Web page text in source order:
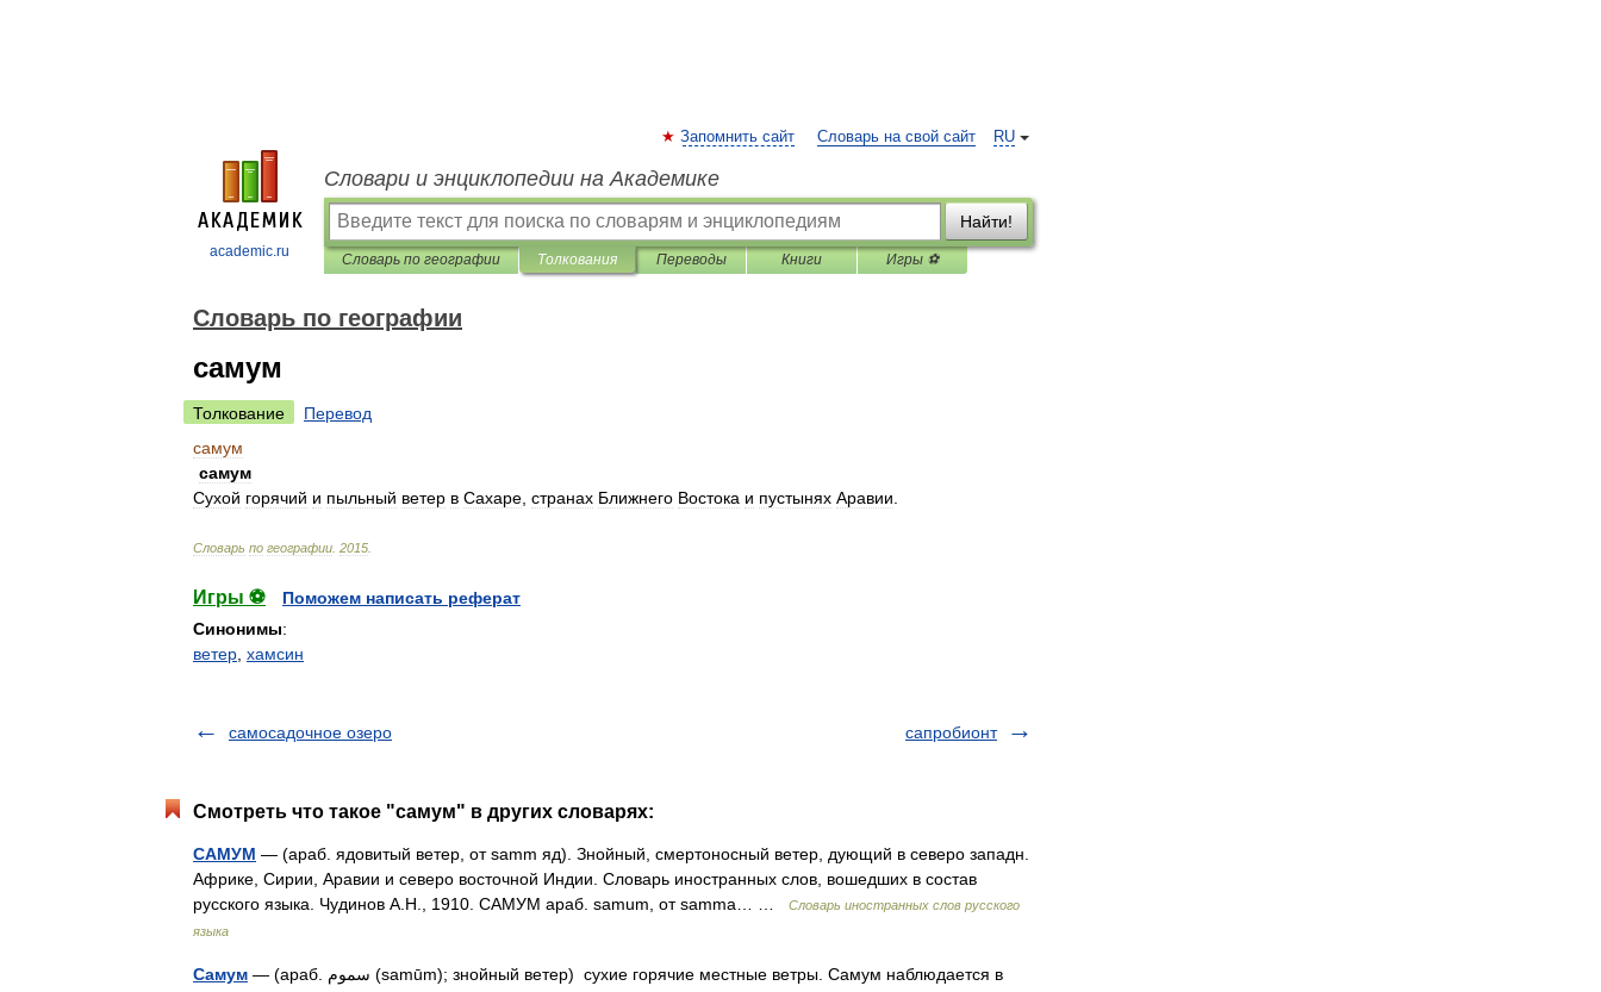
academic.ru
RU
Запомнить сайт Словарь на свой сайт
Словари и энциклопедии на Академике
Найти!
Словарь по географии Толкования Переводы Книги Игры ⚽
Словарь по географии
самум
Толкование
Перевод
самум
самум
Сухой горячий и пыльный ветер в Сахаре странах Ближнего Востока и пустынях Аравии
Словарь по географии 2015
Игры ⚽
Поможем написать реферат
Синонимы:
ветер хамсин
самосадочное озеро сапробионт
Смотреть что такое "самум" в других словарях:
САМУМ — (араб. ядовитый ветер, от samm яд). Знойный, смертоносный ветер, дующий в северо западн.
Африке, Сирии, Аравии и северо восточной Индии. Словарь иностранных слов, вошедших в состав
русского языка. Чудинов А.Н., 1910. САМУМ араб. samum, от samma… …
Словарь иностранных слов русского
языка
Самум — (араб. سموم‎‎ (samūm); знойный ветер) сухие горячие местные ветры. Самум наблюдается в